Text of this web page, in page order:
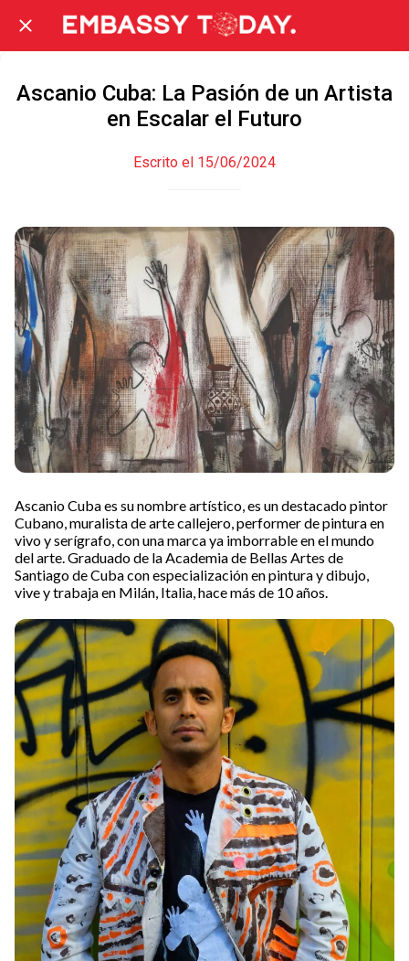
Ascanio Cuba: La Pasión de un Artista
en Escalar el Futuro
Escrito el 15/06/2024
Ascanio Cuba es su nombre artístico, es un destacado pintor
Cubano, muralista de arte callejero, performer de pintura en
vivo y serígrafo, con una marca ya imborrable en el mundo
del arte. Graduado de la Academia de Bellas Artes de
Santiago de Cuba con especialización en pintura y dibujo,
vive y trabaja en Milán, Italia, hace más de 10 años.